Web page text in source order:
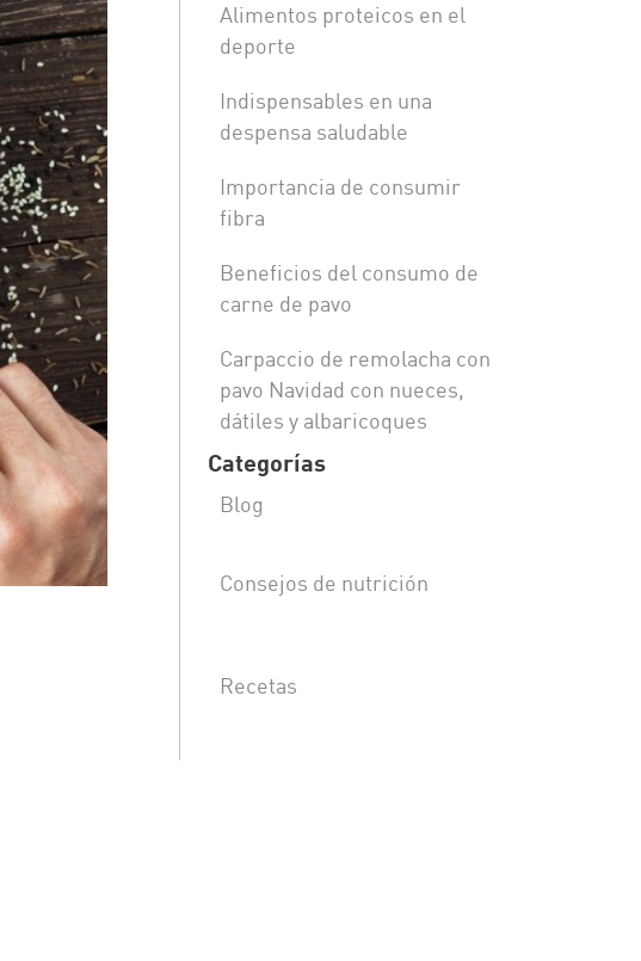
Alimentos proteicos en el
deporte
Indispensables en una
despensa saludable
Importancia de consumir
fibra
Beneficios del consumo de
carne de pavo
Carpaccio de remolacha con
pavo Navidad con nueces,
dátiles y albaricoques
Categorías
Blog
Consejos de nutrición
Recetas